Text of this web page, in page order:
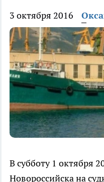
3 октября 2016
В субботу 1 октября
Новороссийска на